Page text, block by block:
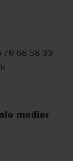
79 68 58 33
medier